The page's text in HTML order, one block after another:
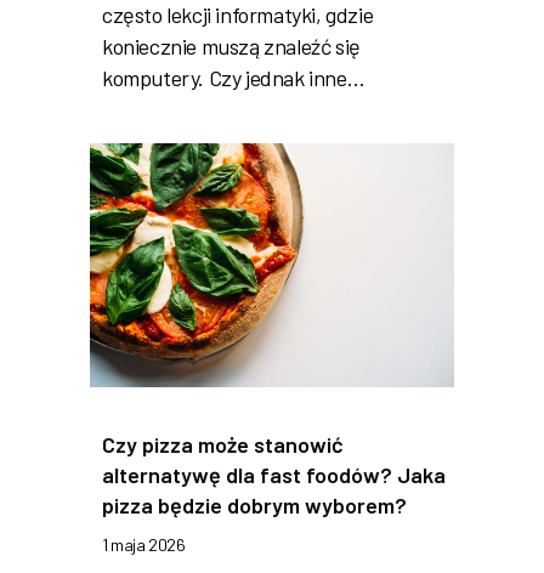
często lekcji informatyki, gdzie
koniecznie muszą znaleźć się
komputery. Czy jednak inne…
Czy pizza może stanowić
alternatywę dla fast foodów? Jaka
pizza będzie dobrym wyborem?
1 maja 2026